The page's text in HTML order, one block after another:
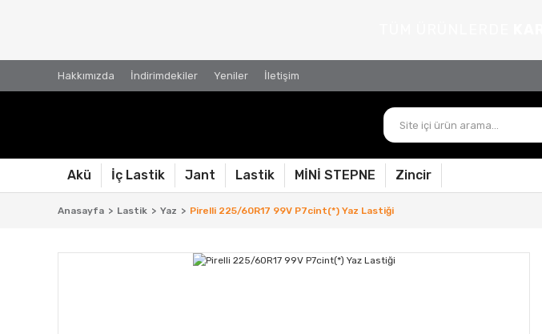
Hakkımızda İndirimdekiler Yeniler İletişim
Akü İç Lastik Jant Lastik MİNİ STEPNE Zincir
Anasayfa Lastik Yaz Pirelli 225/60R17 99V P7cint(*) Yaz Lastiği